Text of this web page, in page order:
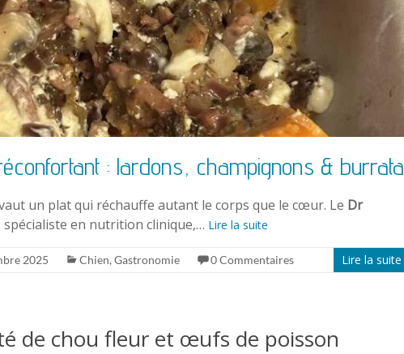
: lardons, champignons & burrata
un plat qui réchauffe autant le corps que le cœur. Le Dr
spécialiste en nutrition clinique,… Lire la suite
2025 Chien, Gastronomie 0 Commentaires Lire la suite
de chou fleur et œufs de poisson